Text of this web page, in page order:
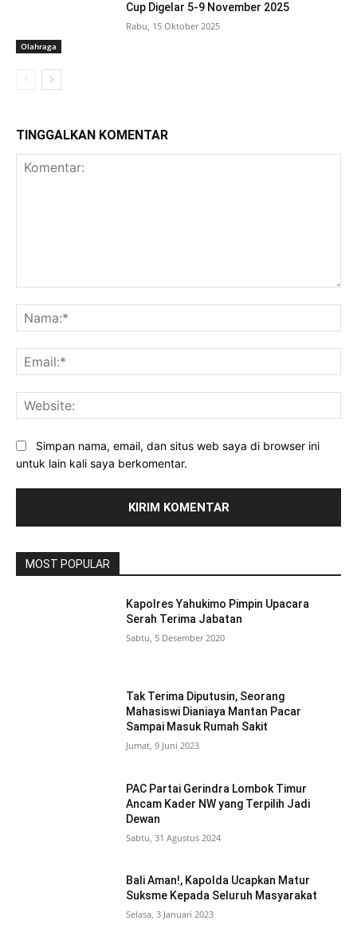
Olahraga
Cup Digelar 5-9 November 2025
Rabu, 15 Oktober 2025
TINGGALKAN KOMENTAR
Simpan nama, email, dan situs web saya di browser ini
untuk lain kali saya berkomentar.
MOST POPULAR
Kapolres Yahukimo Pimpin Upacara
Serah Terima Jabatan
Sabtu, 5 Desember 2020
Tak Terima Diputusin, Seorang
Mahasiswi Dianiaya Mantan Pacar
Sampai Masuk Rumah Sakit
Jumat, 9 Juni 2023
PAC Partai Gerindra Lombok Timur
Ancam Kader NW yang Terpilih Jadi
Dewan
Sabtu, 31 Agustus 2024
Bali Aman!, Kapolda Ucapkan Matur
Suksme Kepada Seluruh Masyarakat
Selasa, 3 Januari 2023